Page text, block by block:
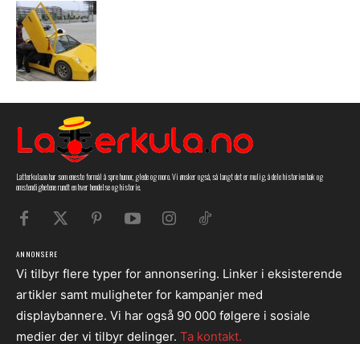
Latterkula.no har som eneste formål å spre humor, glede og moro. Vi ønsker også, så langt det er mulig, å dele historien bak og
omstendighetene rundt en hver hendelse og historie.
ANNONSERE
Vi tilbyr flere typer for annonsering. Linker i eksisterende
artikler samt muligheter for kampanjer med
displaybannere. Vi har også 90 000 følgere i sosiale
medier der vi tilbyr delinger. Ta kontakt.